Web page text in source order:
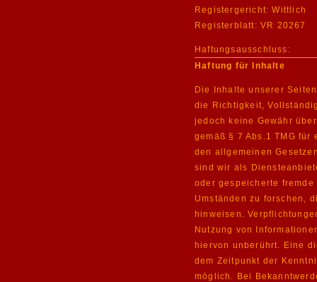
Registergericht: Wittlich
Registerblatt: VR 20267
Haftungsausschluss:
Haftung für Inhalte
Die Inhalte unserer
die Richtigkeit,
jedoch keine Gewähr
gemäß § 7 Abs.1 TMG
den allgemeinen
sind wir als
oder gespeicherte
Umständen zu forschen,
hinweisen.
Nutzung von
hiervon unberührt. Eine
dem Zeitpunkt der
möglich. Bei